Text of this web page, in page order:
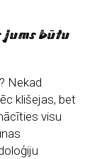
būtu
Nekad
klišejas, bet
visu